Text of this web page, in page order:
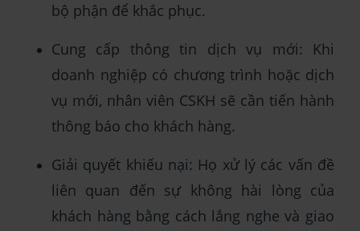
bộ phận để khắc phục.
Cung cấp thông tin dịch vụ mới: Khi
doanh nghiệp có chương trình hoặc dịch
vụ mới, nhân viên CSKH sẽ cần tiến hành
thông báo cho khách hàng.
Giải quyết khiếu nại: Họ xử lý các vấn đề
liên quan đến sự không hài lòng của
khách hàng bằng cách lắng nghe và giao